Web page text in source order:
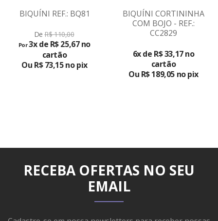
BIQUÍNI REF.: BQ81
DeR$ 110,00
Por3x de R$ 25,67 no
cartão
Ou R$ 73,15 no pix
BIQUÍNI CORTININHA
COM BOJO - REF.:
CC2829
6x de R$ 33,17 no
cartão
Ou R$ 189,05 no pix
VER
RECEBA OFERTAS NO SEU
EMAIL